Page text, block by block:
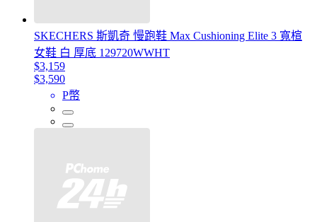
SKECHERS 斯凱奇 慢跑鞋 Max Cushioning Elite 3 寬楦
女鞋 白 厚底 129720WWHT
$3,159
$3,590
P幣